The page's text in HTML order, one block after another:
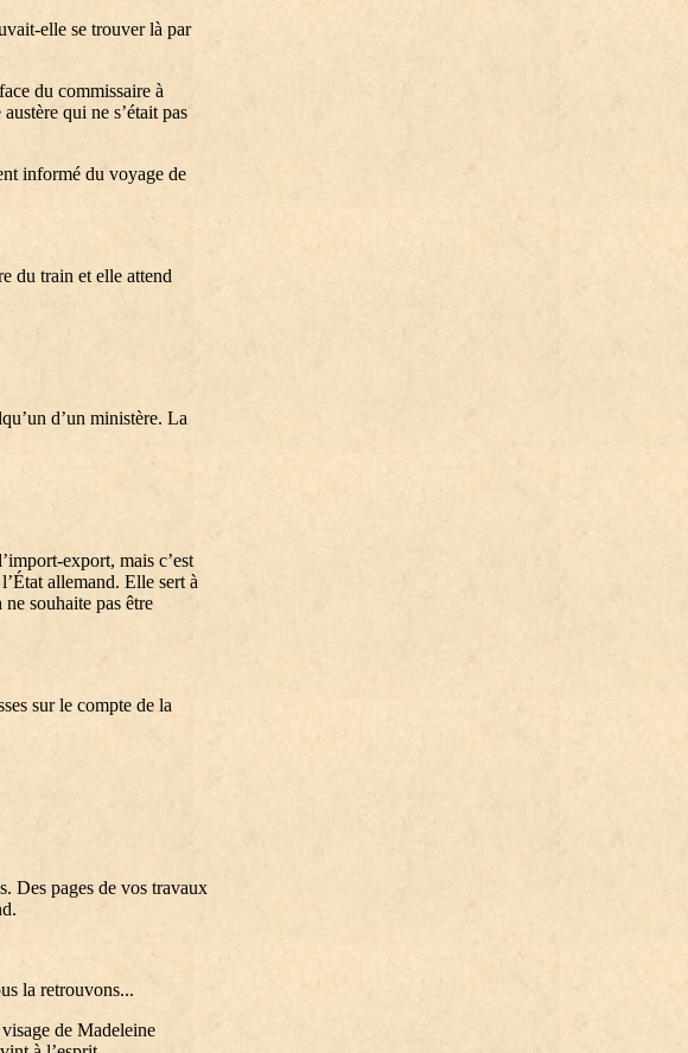
elle se trouver là par
du commissaire à
qui ne s’était pas
informé du voyage de
du train et elle attend
d’un ministère. La
export, mais c’est
allemand. Elle sert à
souhaite pas être
sur le compte de la
Des pages de vos travaux
la retrouvons...
de Madeleine